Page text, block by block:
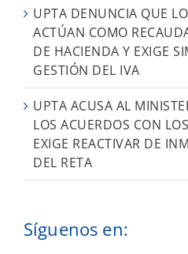
UPTA DENUNCIA QUE
ACTÚAN COMO
DE HACIENDA Y EXIGE
GESTIÓN DEL IVA
UPTA ACUSA AL
LOS ACUERDOS CON
EXIGE REACTIVAR DE
DEL RETA
Síguenos en: